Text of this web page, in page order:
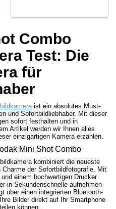
Combo
Test: Die
für
ist ein absolutes Must-
und Sofortbildliebhaber. Mit dieser
sofort festhalten und in
Artikel werden wir Ihnen alles
einzigartigen Kamera erzählen.
Mini Shot Combo
kombiniert die neueste
der Sofortbildfotografie. Mit
einem hochwertigen Drucker
in Sekundenschnelle aufnehmen
über einen integrierten Bluetooth-
Bilder direkt auf Ihr Smartphone
können.